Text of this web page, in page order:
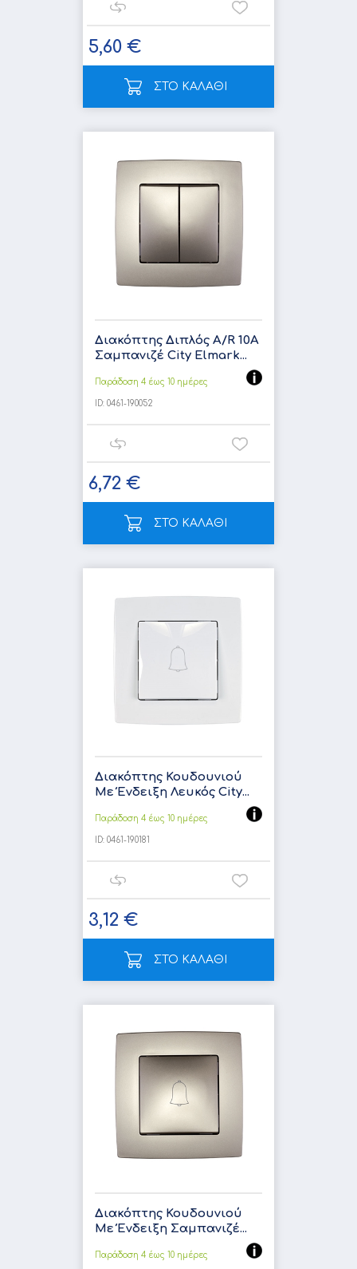
5,60 €
ΣΤΟ ΚΑΛΑΘΙ
Διακόπτης Διπλός A/R 10A
Σαμπανιζέ City Elmark...
Παράδοση 4 έως 10 ημέρες
ID: 0461-190052
6,72 €
ΣΤΟ ΚΑΛΑΘΙ
Διακόπτης Κουδουνιού
Με Ένδειξη Λευκός City...
Παράδοση 4 έως 10 ημέρες
ID: 0461-190181
3,12 €
ΣΤΟ ΚΑΛΑΘΙ
Διακόπτης Κουδουνιού
Με Ένδειξη Σαμπανιζέ...
Παράδοση 4 έως 10 ημέρες